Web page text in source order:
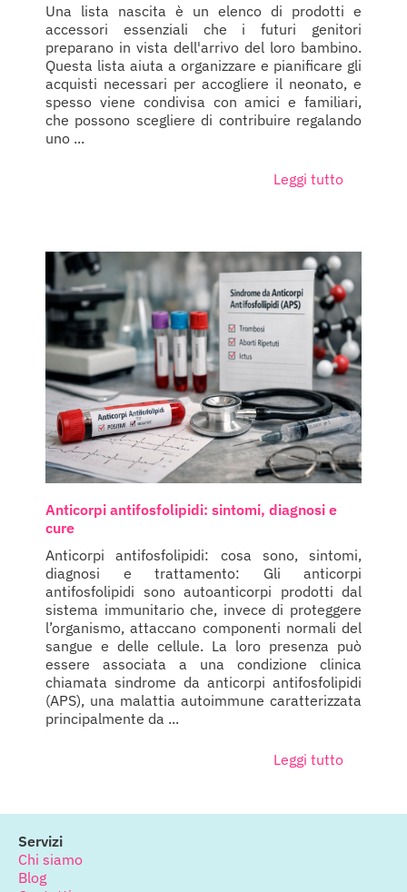
Una lista nascita è un elenco di prodotti e
accessori essenziali che i futuri genitori
preparano in vista dell'arrivo del loro bambino.
Questa lista aiuta a organizzare e pianificare gli
acquisti necessari per accogliere il neonato, e
spesso viene condivisa con amici e familiari,
che possono scegliere di contribuire regalando
uno ...
Leggi tutto
Anticorpi antifosfolipidi: sintomi, diagnosi e
cure
Anticorpi antifosfolipidi: cosa sono, sintomi,
diagnosi e trattamento: Gli anticorpi
antifosfolipidi sono autoanticorpi prodotti dal
sistema immunitario che, invece di proteggere
l’organismo, attaccano componenti normali del
sangue e delle cellule. La loro presenza può
essere associata a una condizione clinica
chiamata sindrome da anticorpi antifosfolipidi
(APS), una malattia autoimmune caratterizzata
principalmente da ...
Leggi tutto
Servizi
Chi siamo
Blog